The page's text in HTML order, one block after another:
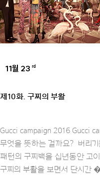
11월 23 rd
제10화. 구찌의 부활
Gucci campaign 2016 Gucci
무엇을 뜻하는 걸까요? 버리
패턴의 구찌백을 십년동안 고
구찌의 부활을 보면서 단시간